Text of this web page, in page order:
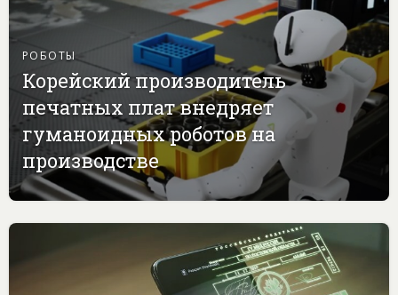
РОБОТЫ
Корейский производитель
печатных плат внедряет
гуманоидных роботов на
производстве